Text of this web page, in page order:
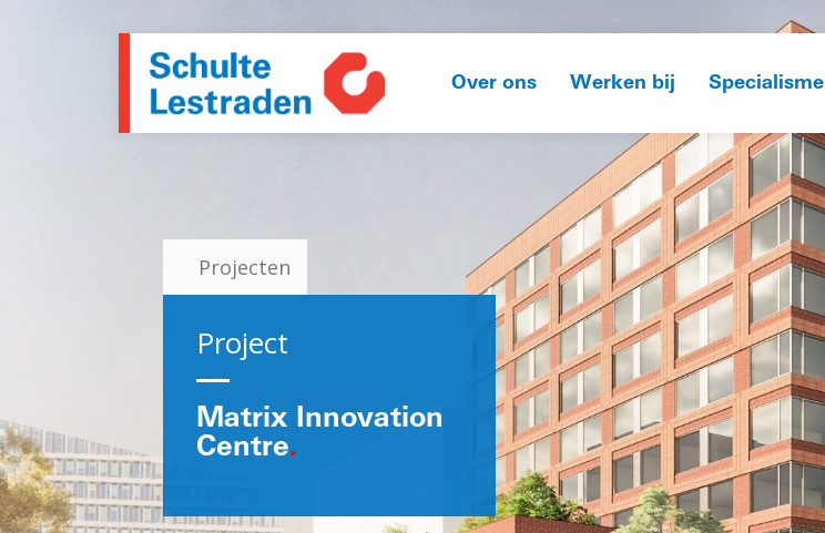
Over ons Werken bij Specialisme
Projecten
Matrix Innovation
Centre.
Project